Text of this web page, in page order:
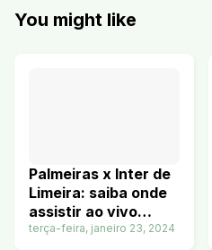
You might like
Palmeiras x Inter de
Limeira: saiba onde
assistir ao vivo
24/01/2024
terça-feira, janeiro 23, 2024